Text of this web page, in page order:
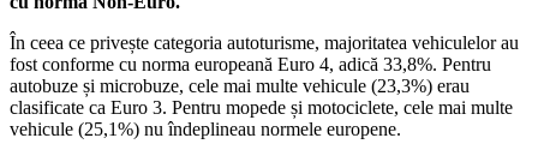
În ceea ce privește categoria autoturisme, majoritatea vehiculelor au
fost conforme cu norma europeană Euro 4, adică 33,8%. Pentru
autobuze și microbuze, cele mai multe vehicule (23,3%) erau
clasificate ca Euro 3. Pentru mopede și motociclete, cele mai multe
vehicule (25,1%) nu îndeplineau normele europene.